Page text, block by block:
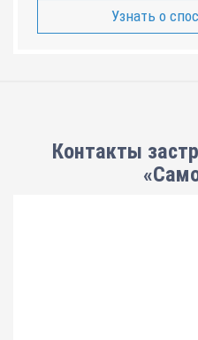
Узнать о
Контакты